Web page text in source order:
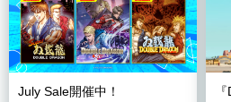
July Sale開催中！